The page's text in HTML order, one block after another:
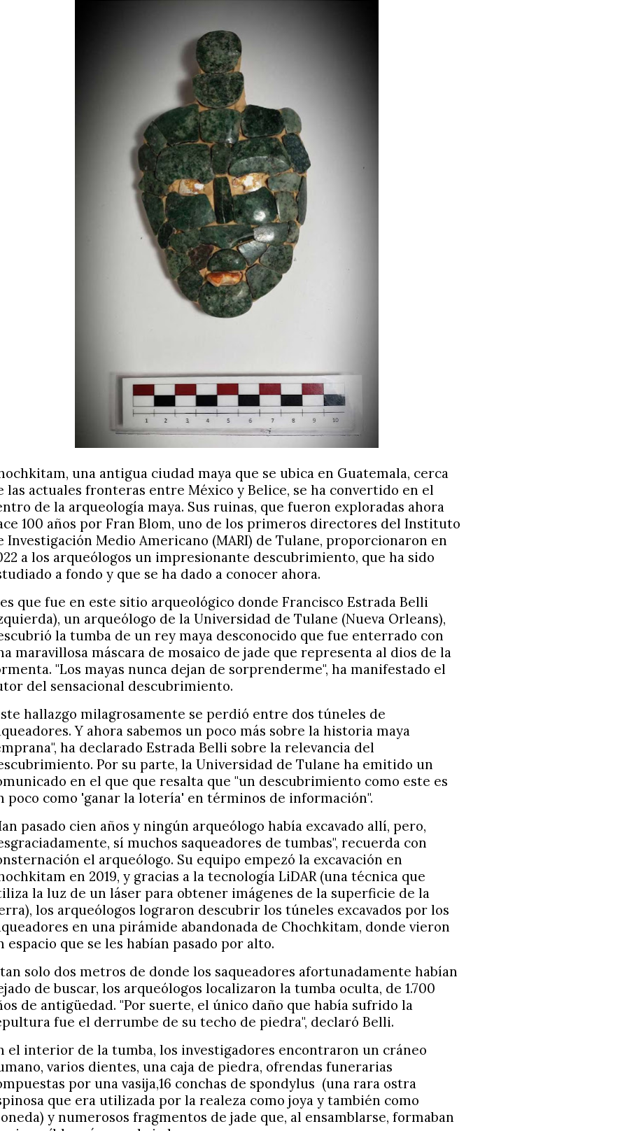
una antigua ciudad maya que se ubica en Guatemala, cerca
las actuales fronteras entre México y Belice, se ha convertido en el
de la arqueología maya. Sus ruinas, que fueron exploradas ahora
100 años por Fran Blom, uno de los primeros directores del Instituto
Investigación Medio Americano (MARI) de Tulane, proporcionaron en
a los arqueólogos un impresionante descubrimiento, que ha sido
a fondo y que se ha dado a conocer ahora.
que fue en este sitio arqueológico donde Francisco Estrada Belli
un arqueólogo de la Universidad de Tulane (Nueva Orleans),
la tumba de un rey maya desconocido que fue enterrado con
maravillosa máscara de mosaico de jade que representa al dios de la
"Los mayas nunca dejan de sorprenderme", ha manifestado el
del sensacional descubrimiento.
hallazgo milagrosamente se perdió entre dos túneles de
Y ahora sabemos un poco más sobre la historia maya
ha declarado Estrada Belli sobre la relevancia del
Por su parte, la Universidad de Tulane ha emitido un
en el que que resalta que "un descubrimiento como este es
poco como 'ganar la lotería' en términos de información".
pasado cien años y ningún arqueólogo había excavado allí, pero,
sí muchos saqueadores de tumbas", recuerda con
el arqueólogo. Su equipo empezó la excavación en
en 2019, y gracias a la tecnología LiDAR (una técnica que
la luz de un láser para obtener imágenes de la superficie de la
los arqueólogos lograron descubrir los túneles excavados por los
en una pirámide abandonada de Chochkitam, donde vieron
espacio que se les habían pasado por alto.
solo dos metros de donde los saqueadores afortunadamente habían
de buscar, los arqueólogos localizaron la tumba oculta, de 1.700
de antigüedad. "Por suerte, el único daño que había sufrido la
fue el derrumbe de su techo de piedra", declaró Belli.
el interior de la tumba, los investigadores encontraron un cráneo
varios dientes, una caja de piedra, ofrendas funerarias
por una vasija,16 conchas de spondylus (una rara ostra
que era utilizada por la realeza como joya y también como
y numerosos fragmentos de jade que, al ensamblarse, formaban